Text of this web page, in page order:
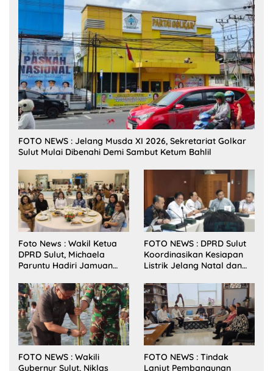
FOTO NEWS : Jelang Musda XI 2026, Sekretariat Golkar
Sulut Mulai Dibenahi Demi Sambut Ketum Bahlil
Foto News : Wakil Ketua
DPRD Sulut, Michaela
Paruntu Hadiri Jamuan
Sulut Bersama Wamenkes
RI
FOTO NEWS : DPRD Sulut
Koordinasikan Kesiapan
Listrik Jelang Natal dan
FOTO NEWS : Wakili
Gubernur Sulut, Niklas
FOTO NEWS : Tindak
Lanjut Pembangunan